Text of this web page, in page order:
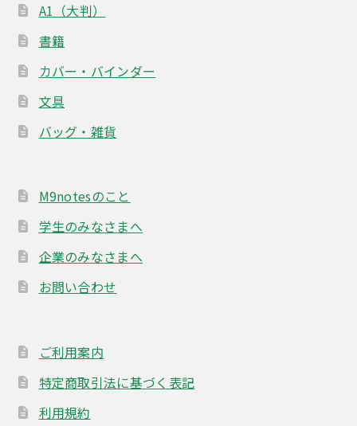
A1（大判）
書籍
カバー・バインダー
文具
バッグ・雑貨
M9notesのこと
学生のみなさまへ
企業のみなさまへ
お問い合わせ
ご利用案内
特定商取引法に基づく表記
利用規約